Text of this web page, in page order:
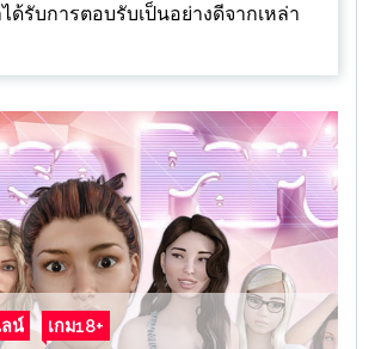
ด้รับการตอบรับเป็นอย่างดีจากเหล่า
ลน์ เกม18+